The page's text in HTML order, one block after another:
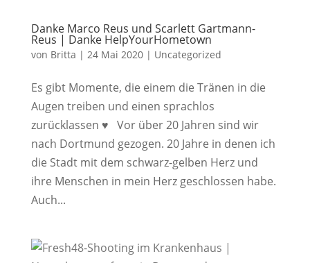
Danke Marco Reus und Scarlett Gartmann-
Reus | Danke HelpYourHometown
von Britta | 24 Mai 2020| Uncategorized
Es gibt Momente, die einem die Tränen in die
Augen treiben und einen sprachlos
zurücklassen ♥︎ Vor über 20 Jahren sind wir
nach Dortmund gezogen. 20 Jahre in denen ich
die Stadt mit dem schwarz-gelben Herz und
ihre Menschen in mein Herz geschlossen habe.
Auch...